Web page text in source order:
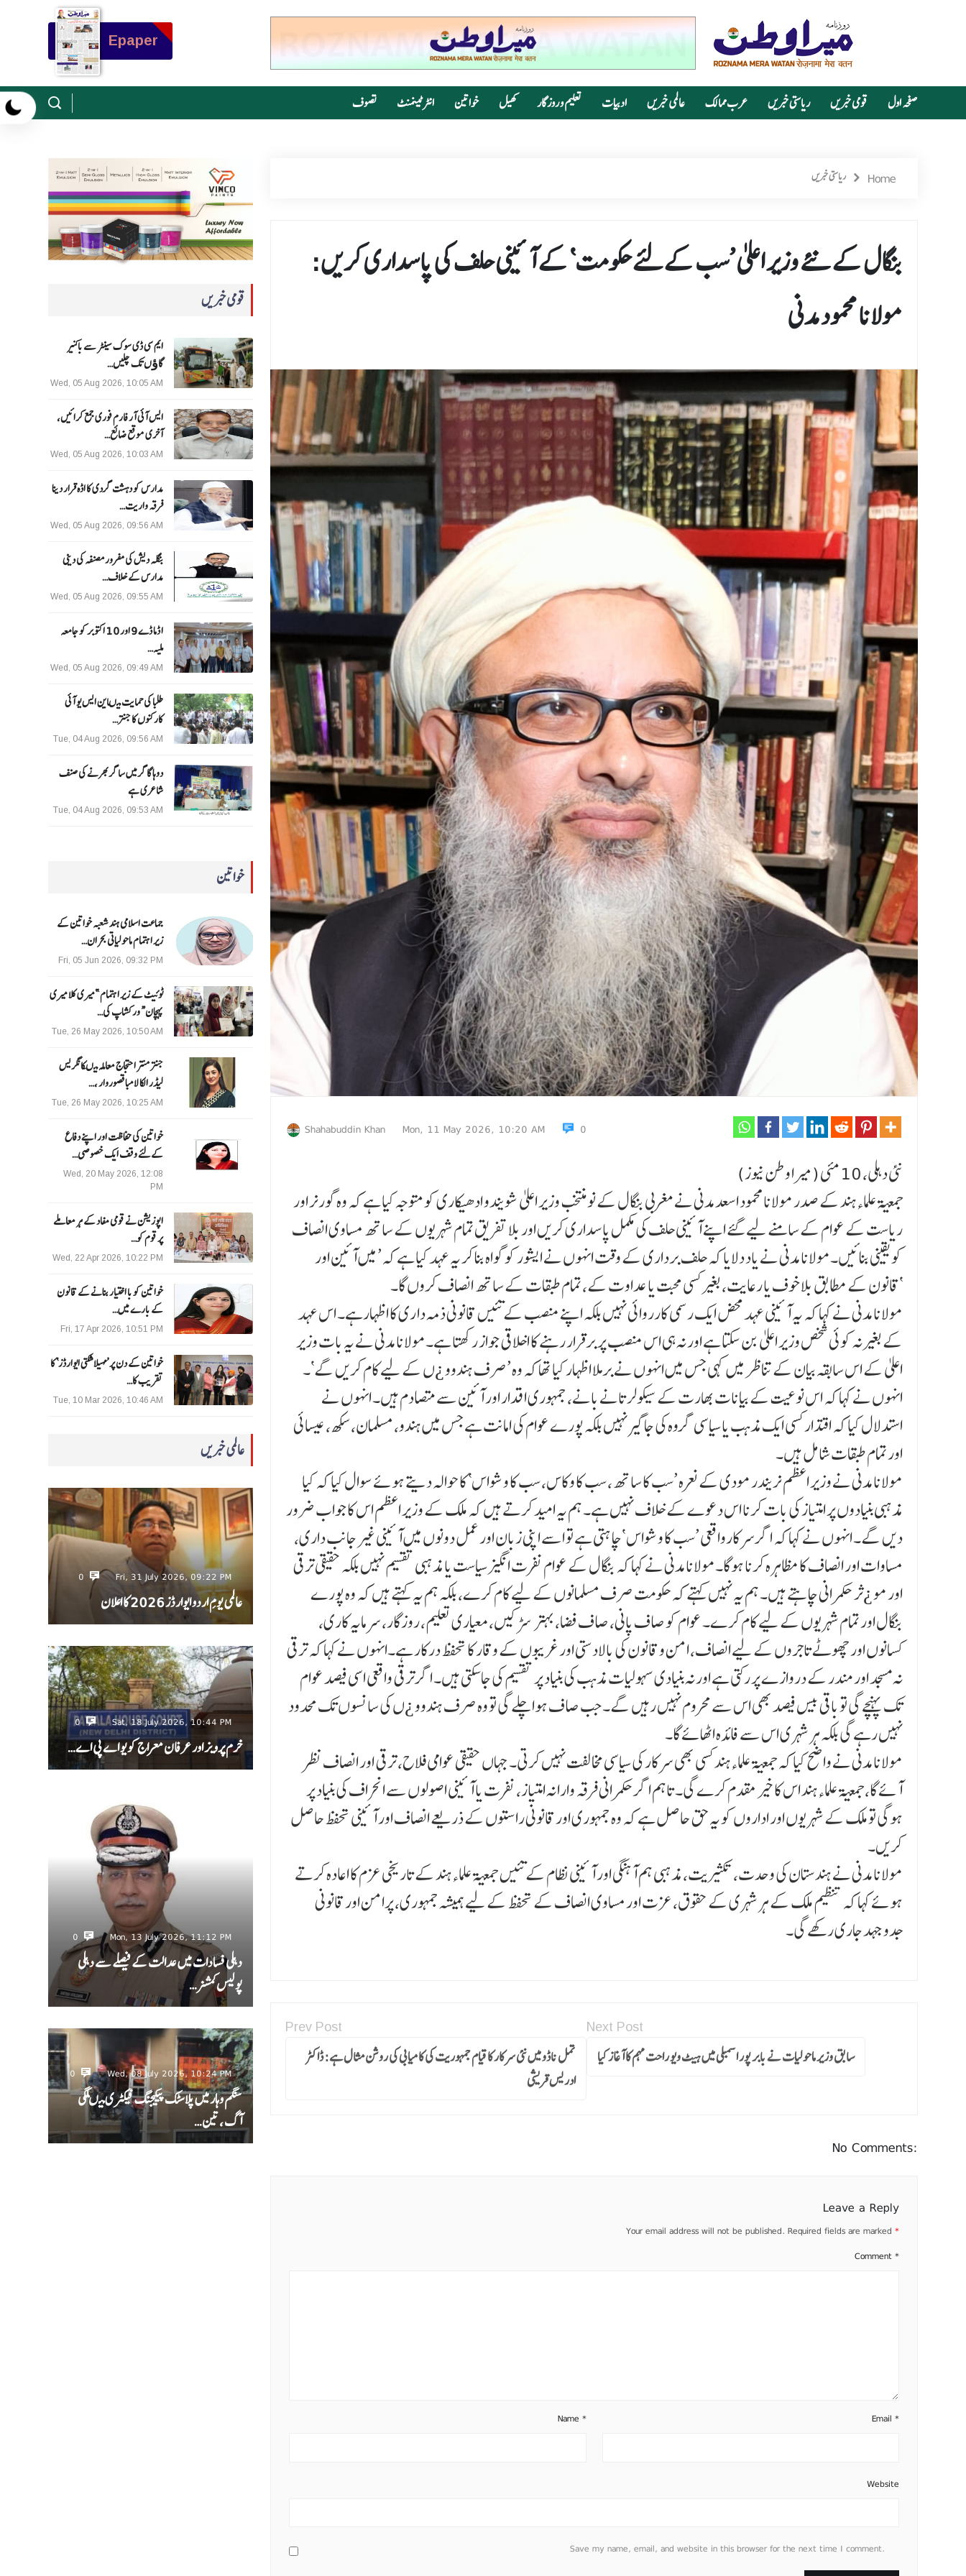
Epaper
صفحہ اول قومی خبریں ریاستی خبریں عرب ممالک عالمی خبریں ادبیات تعلیم و روزگار کھیل خواتین انٹرٹینمنٹ تصوف
قومی خبریں
ایم سی ڈی سوک سینٹر سے باکنیر
گاﺅں تک چلیں…
Wed, 05 Aug 2026, 10:05 AM
ایس آئی آر فارم فوری جمع کرائیں،
آخری موقع ضائع…
Wed, 05 Aug 2026, 10:03 AM
مدارس کو دہشت گردی کا اڈہ قرار دینا
فرقہ واریت…
Wed, 05 Aug 2026, 09:56 AM
بنگلہ دیش کی مفرور مصنفہ کی دینی
مدارس کے خلاف…
Wed, 05 Aug 2026, 09:55 AM
ا ڈما ڈے 9 اور 10 اکتوبر کو جامعہ
ملیہ…
Wed, 05 Aug 2026, 09:49 AM
طلبا کی حمایت میںاین ایس یو آئی
کارکنوں کا جنتر…
Tue, 04 Aug 2026, 09:56 AM
دوہا گاگر میں ساگر بھرنے کی صنف
شاعری ہے
Tue, 04 Aug 2026, 09:53 AM
خواتین
جماعت اسلامی ہند شعبہ خواتین کے
زیر اہتمام ماحولیاتی بحران…
Fri, 05 Jun 2026, 09:32 PM
ٹوئیٹ کے زیر اہتمام ”میری کلا میری
پہچان“ ورکشاپ کی…
Tue, 26 May 2026, 10:50 AM
جنتر منتر احتجاج معاملہ میںکانگریس
لیڈر الکا لامبا قصوروار ،…
Tue, 26 May 2026, 10:25 AM
خواتین کی حفاظت اور اپنے دفاع
کےلئے وقف ایک خصوصی…
Wed, 20 May 2026, 12:08
PM
اپوزیشن نے قومی مفاد کے ہر معاملے
پر قوم کو…
Wed, 22 Apr 2026, 10:22 PM
خواتین کو با اختیار بنانے کے قانون
کے بارے میں…
Fri, 17 Apr 2026, 10:51 PM
خواتین کے دن پر ’مہیلا شکتی ایوارڈز‘ کا
تقریب کا…
Tue, 10 Mar 2026, 10:46 AM
عالمی خبریں
Fri, 31 July 2026, 09:22 PM
0
عالمی یومِ اردو ایوارڈز 2026 کا اعلان
Sat, 18 July 2026, 10:44 PM
0
خرم پرویز اور عرفان معراج کو یو اے پی اے…
Mon, 13 July 2026, 11:12 PM
0
دہلی فسادات میں عدالت کے فیصلے سے دہلی
پولیس کمشنر…
Wed, 08 July 2026, 10:24 PM
0
سنگم وہار میں پلاسٹک پیکیجنگ فیکٹری میںلگی
آگ ، تین…
Home ریاستی خبریں
بنگال کے نئے وزیر اعلیٰ ’سب کےلئے حکومت‘ کے آئینی حلف کی پاسداری کریں:
مولانا محمود مدنی
Shahabuddin Khan Mon, 11 May 2026, 10:20 AM 0
نئی دہلی، 10 مئی (میرا وطن نیوز)
جمعیة علماءہند کے صدر مولانا محمود اسعد مدنی نے مغربی بنگال کے نومنتخب وزیر اعلیٰ شویندو ادھیکاری کو متوجہ کیا ہے کہ وہ گورنر اور
ریاست کے عوام کے سامنے لیے گئے اپنے آئینی حلف کی مکمل پاسداری کریں اور بلا تفریق تمام شہریوں کے ساتھ مساوی انصاف
کو یقینی بنائیں۔مولانا مدنی نے یاد دلایا کہ حلف برداری کے وقت انہوں نے ایشور کو گواہ بنا کر یہ عہد کیا ہے کہ’ میں آئین اور
قانون کے مطابق بلا خوف یا رعایت، بغیر کسی محبت یا عداوت کے، تمام طبقات کے ساتھ انصاف کروں گا۔‘
مولانا مدنی نے کہا کہ یہ آئینی عہد محض ایک رسمی کارروائی نہیں بلکہ اپنے منصب کے تئیں قانونی ذمہ دا ری کا اظہارہے۔ اس عہد
کے بغیر نہ کوئی شخص وزیر اعلیٰ بن سکتا ہے اور نہ ہی اس منصب پر برقرار رہنے کا اخلاقی جواز رکھتا ہے۔مولانا مدنی نے یہ بات وزیر
اعلیٰ کے اس سابقہ بیان کے تناظر میں کہی جس میں انہوں نے برملا اظہار کیا تھا کہ وہ ’صرف ہندوو ¿ں کے لیے کام کریں گے‘۔
انہوں نے کہا کہ اس نوعیت کے بیانات بھارت کے سیکولر تانے بانے، جمہوری اقدار اور آئین سے متصادم ہیں۔ انہوں نے
استدلال کیا کہ اقتدار کسی ایک مذہب یا سیاسی گروہ کی جاگیر نہیں بلکہ پورے عوام کی امانت ہے جس میں ہندو، مسلمان، سکھ، عیسائی
اور تمام طبقات شامل ہیں۔
مولانا مدنی نے وزیر اعظم نریندر مودی کے نعرہ ’سب کا ساتھ، سب کا وکاس، سب کا وشواس‘ کا حوالہ د یتے ہوئے سوال کیا کہ کیا
مذہبی بنیادوں پر امتیاز کی بات کرنا اس دعوے کے خلاف نہیں ہے۔ ہم یہ امید کرتے ہیں کہ ملک کے وزیر اعظم اس کا جواب ضرور
دیں گے۔ انہوں نے کہا کہ اگر سرکارواقعی ’سب کا وشواس ‘چاہتی ہے تو اسے اپنی زبان اور عمل دونوں میں آئینی غیر جانب داری،
مساوات اور انصاف کا مظاہرہ کرنا ہوگا۔مولانا مدنی نے کہا کہ بنگال کے عوام نفرت انگیز سیاست یا مذہبی تقسیم نہیں بلکہ حقیقی ترقی
اور مو ¿ثر حکمرانی چاہتے ہیں۔ ہم یہ نہیں کہتے کہ حکومت صرف مسلمانوں کے لیے کام کرے، بلکہ ہم یہ کہتے ہیں کہ وہ پورے
بنگال اور تمام شہریوں کے لیے کام کرے۔ عوام کو صاف پانی، صاف فضا، بہتر سڑکیں، معیاری تعلیم، روزگار، سرمایہ کاری،
کسانوں اور چھوٹے تاجروں کے لیے انصاف، امن و قانون کی بالادستی اور غریبوں کے وقار کا تحفظ درکار ہے۔انہوں نے کہا کہ ترقی
نہ مسجد اور مندر کے دروازے پر رکتی ہے اور نہ بنیادی سہولیات مذہب کی بنیاد پر تقسیم کی جا سکتی ہیں۔ اگر ترقی واقعی اسی فیصد عوام
تک پہنچے گی تو باقی بیس فیصد بھی اس سے محروم نہیں رہیں گے۔ جب صاف ہوا چلے گی تو وہ صرف ہندوو ¿ں کی سانسوں تک محدود
نہیں رہے گی بلکہ ہر شہری اس سے فائدہ اٹھائے گا۔
مولانا مدنی نے واضح کیا کہ جمعیة علماءہند کسی بھی سرکار کی سیاسی مخالفت نہیں کرتی۔ جہاں حقیقی عوامی فلاح، ترقی اور انصاف نظر
آئے گا، جمعیة علماءہند اس کا خیر مقدم کرے گی۔ تاہم اگر حکمرانی فرقہ وارا نہ امتیاز، نفرت یا آئینی اصولوں سے انحراف کی بنیاد پر
ہوگی تو ملک کے شہریوں اور اداروں کو یہ حق حاصل ہے کہ وہ جمہوری اور قانونی راستوں کے ذریعے انصاف اور آئینی تحفظ حاصل
کریں۔
مولانا مدنی نے ہندستان کی وحدت، تکثیریت، مذہبی ہم آہنگی اور آئینی نظام کے تئیں جمعیة علماءہند کے تاریخی عزم کا اعادہ کرتے
ہوئے کہا کہ تنظیم ملک کے ہر شہری کے حقوق، عزت اور مساوی انصاف کے تحفظ کے لیے ہمیشہ جمہوری، پرامن اور قانونی
جدوجہد جاری رکھے گی۔
Prev Post
تمل ناڈو میں نئی سرکار کا قیام جمہوریت کی کامیابی کی روشن مثال ہے: ڈاکٹر
ادریس قریشی
Next Post
سابق وزیر ماحولیات نے بابر پور اسمبلی میں ہیٹ ویو راحت مہم کا آغاز کیا
No Comments:
Leave a Reply
Your email address will not be published. Required fields are marked *
Comment *
Name* Email *
Website
Save my name, email, and website in this browser for the next time I comment.